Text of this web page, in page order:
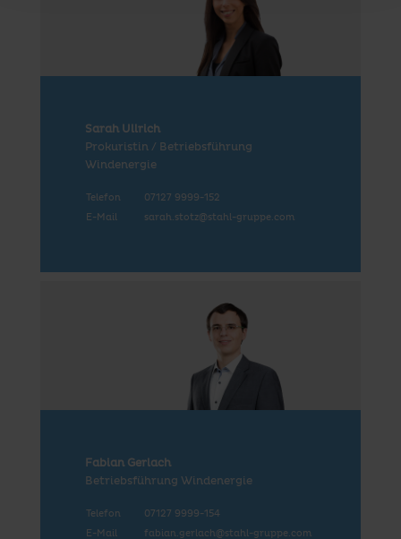
Sarah Ullrich
Prokuristin / Betriebsführung
Windenergie
Telefon 07127 9999-152
E-Mail sarah.stotz@stahl-gruppe.com
Fabian Gerlach
Betriebsführung Windenergie
Telefon 07127 9999-154
E-Mail fabian.gerlach@stahl-gruppe.com